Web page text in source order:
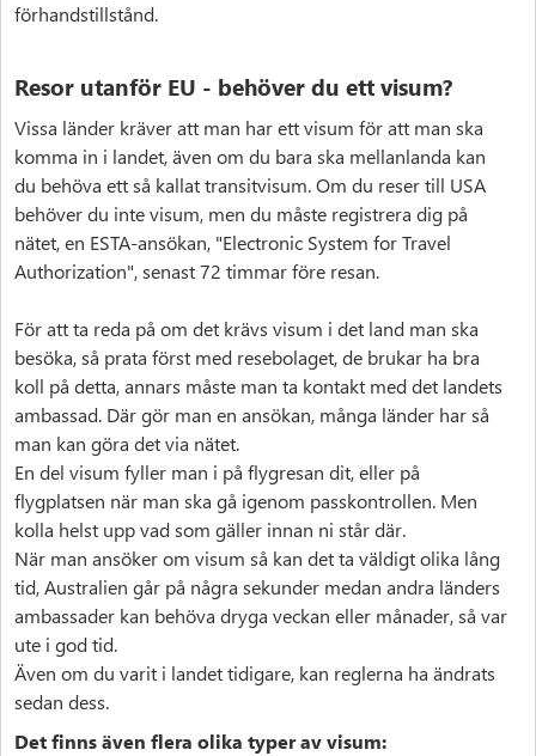
förhandstillstånd.
Resor utanför EU - behöver du ett visum?
Vissa länder kräver att man har ett visum för att man ska
komma in i landet, även om du bara ska mellanlanda kan
du behöva ett så kallat transitvisum. Om du reser till USA
behöver du inte visum, men du måste registrera dig på
nätet, en ESTA-ansökan, "Electronic System for Travel
Authorization", senast 72 timmar före resan.
För att ta reda på om det krävs visum i det land man ska
besöka, så prata först med resebolaget, de brukar ha bra
koll på detta, annars måste man ta kontakt med det landets
ambassad. Där gör man en ansökan, många länder har så
man kan göra det via nätet.
En del visum fyller man i på flygresan dit, eller på
flygplatsen när man ska gå igenom passkontrollen. Men
kolla helst upp vad som gäller innan ni står där.
När man ansöker om visum så kan det ta väldigt olika lång
tid, Australien går på några sekunder medan andra länders
ambassader kan behöva dryga veckan eller månader, så var
ute i god tid.
Även om du varit i landet tidigare, kan reglerna ha ändrats
sedan dess.
Det finns även flera olika typer av visum: